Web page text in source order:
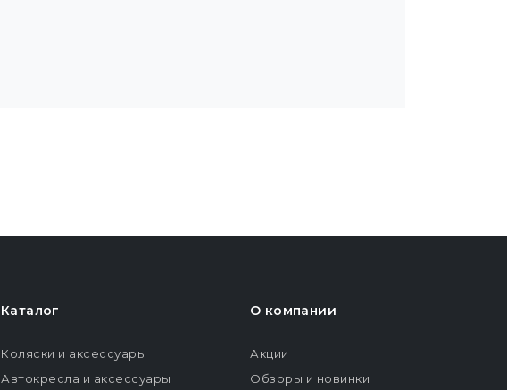
Каталог
Коляски и аксессуары
Автокресла и аксессуары
О компании
Акции
Обзоры и новинки